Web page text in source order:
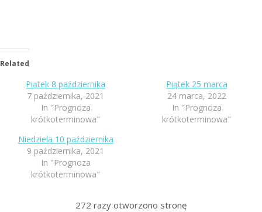
Related
Piątek 8 października
7 października, 2021
In "Prognoza
krótkoterminowa"
Piątek 25 marca
24 marca, 2022
In "Prognoza
krótkoterminowa"
Niedziela 10 października
9 października, 2021
In "Prognoza
krótkoterminowa"
272 razy otworzono stronę